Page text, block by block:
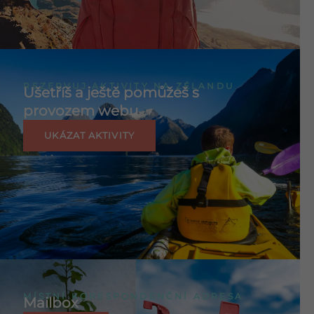
REZERVUJ AKTIVITY NA ZÉLANDU
Ušetříš a ještě pomůžeš s
provozem webu
UKÁZAT AKTIVITY
MÍSTNÍ KORESPONDENČNÍ ADRESA
Mailbox